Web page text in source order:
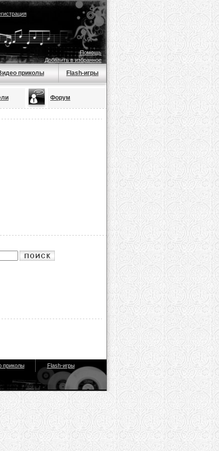
Помощь
Добавить в избранное
приколы Flash-игры
Форум
приколы
Flash-игры